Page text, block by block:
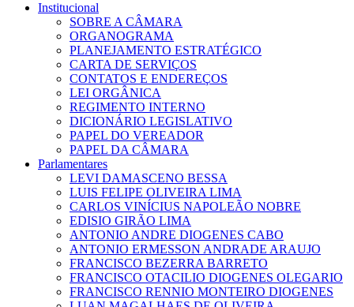
Institucional
SOBRE A CÂMARA
ORGANOGRAMA
PLANEJAMENTO ESTRATÉGICO
CARTA DE SERVIÇOS
CONTATOS E ENDEREÇOS
LEI ORGÂNICA
REGIMENTO INTERNO
DICIONÁRIO LEGISLATIVO
PAPEL DO VEREADOR
PAPEL DA CÂMARA
Parlamentares
LEVI DAMASCENO BESSA
LUIS FELIPE OLIVEIRA LIMA
CARLOS VINÍCIUS NAPOLEÃO NOBRE
EDISIO GIRÃO LIMA
ANTONIO ANDRE DIOGENES CABO
ANTONIO ERMESSON ANDRADE ARAUJO
FRANCISCO BEZERRA BARRETO
FRANCISCO OTACILIO DIOGENES OLEGARIO
FRANCISCO RENNIO MONTEIRO DIOGENES